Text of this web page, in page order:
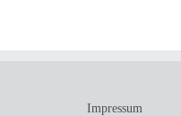
Impressum